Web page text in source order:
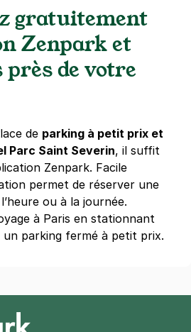
des Halles
Paris
(514 avis)
169,12 €/semaine
- Châtelet - Forum des Halles
de Turbigo
Paris
(472 avis)
€/semaine (tarifs dégressifs)
- Centre Georges Pompidou -
gratuitement
Zenpark et
près de votre
de parking à petit prix et
Parc Saint Severin, il suffit
Zenpark. Facile
permet de réserver une
ou à la journée.
à Paris en stationnant
parking fermé à petit prix.